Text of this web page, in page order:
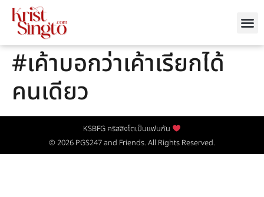
#เค้าบอกว่าเค้าเรียกได้
คนเดียว
KSBFG คริสสิงโตเป็นแฟนกัน
© 2026 PGS247and Friends. All Rights Reserved.